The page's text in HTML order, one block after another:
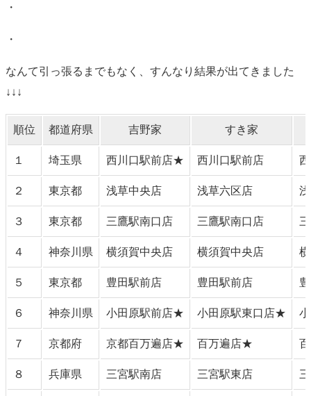
・
・
なんて引っ張るまでもなく、すんなり結果が出てきました
↓↓↓
順位 都道府県 吉野家 すき家
１ 埼玉県 西川口駅前店★ 西川口駅前店
２ 東京都 浅草中央店 浅草六区店
３ 東京都 三鷹駅南口店 三鷹駅南口店
４ 神奈川県 横須賀中央店 横須賀中央店
５ 東京都 豊田駅前店 豊田駅前店
６ 神奈川県 小田原駅前店★ 小田原駅東口店★
７ 京都府 京都百万遍店★ 百万遍店★
８ 兵庫県 三宮駅南店 三宮駅東店